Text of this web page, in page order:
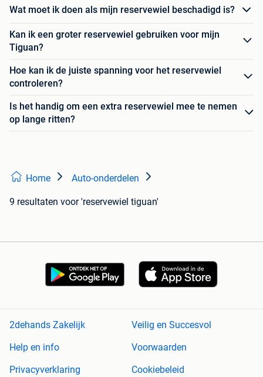
Wat moet ik doen als mijn reservewiel beschadigd is?
Kan ik een groter reservewiel gebruiken voor mijn
Tiguan?
Hoe kan ik de juiste spanning voor het reservewiel
controleren?
Is het handig om een extra reservewiel mee te nemen
op lange ritten?
Home Auto-onderdelen
9 resultaten voor 'reservewiel tiguan'
2dehands Zakelijk
Veilig en Succesvol
Help en info
Voorwaarden
Privacyverklaring
Cookiebeleid